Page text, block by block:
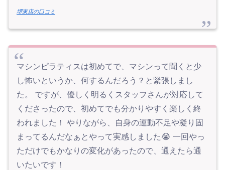
堺東店の口コミ
マシンピラティスは初めてで、マシンって聞くと少
し怖いというか、何するんだろう？と緊張しまし
た。 ですが、優しく明るくスタッフさんが対応して
くださったので、初めてでも分かりやすく楽しく終
われました！ やりながら、自身の運動不足や凝り固
まってるんだなぁとやって実感しました😭 一回やっ
ただけでもかなりの変化があったので、通えたら通
いたいです！